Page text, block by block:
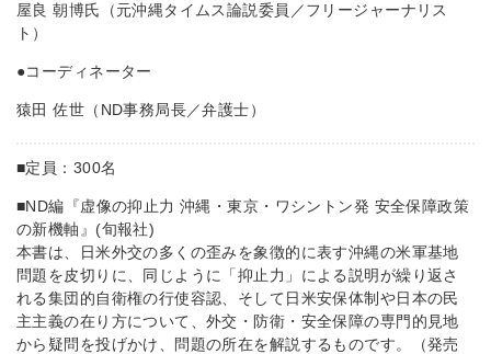
屋良 朝博氏（元沖縄タイムス論説委員／フリージャーナリス
ト）
●コーディネーター
猿田 佐世（ND事務局長／弁護士）
■定員：300名
■ND編『虚像の抑止力 沖縄・東京・ワシントン発 安全保障政策
の新機軸』(旬報社)
本書は、日米外交の多くの歪みを象徴的に表す沖縄の米軍基地
問題を皮切りに、同じように「抑止力」による説明が繰り返さ
れる集団的自衛権の行使容認、そして日米安保体制や日本の民
主主義の在り方について、外交・防衛・安全保障の専門的見地
から疑問を投げかけ、問題の所在を解説するものです。（発売